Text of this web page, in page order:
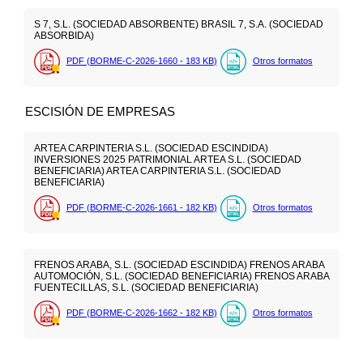
S 7, S.L. (SOCIEDAD ABSORBENTE) BRASIL 7, S.A. (SOCIEDAD
ABSORBIDA)
PDF (BORME-C-2026-1660 - 183 KB) Otros formatos
ESCISIÓN DE EMPRESAS
ARTEA CARPINTERIA S.L. (SOCIEDAD ESCINDIDA)
INVERSIONES 2025 PATRIMONIAL ARTEA S.L. (SOCIEDAD
BENEFICIARIA) ARTEA CARPINTERIA S.L. (SOCIEDAD
BENEFICIARIA)
PDF (BORME-C-2026-1661 - 182 KB) Otros formatos
FRENOS ARABA, S.L. (SOCIEDAD ESCINDIDA) FRENOS ARABA
AUTOMOCIÓN, S.L. (SOCIEDAD BENEFICIARIA) FRENOS ARABA
FUENTECILLAS, S.L. (SOCIEDAD BENEFICIARIA)
PDF (BORME-C-2026-1662 - 182 KB) Otros formatos